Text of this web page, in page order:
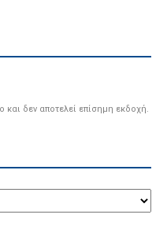
και δεν αποτελεί επίσημη εκδοχή.